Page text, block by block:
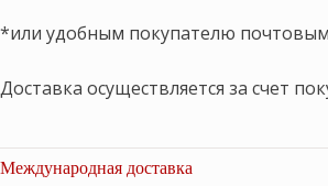
*или удобным покупателю
Доставка осуществляется за счет
Международная доставка